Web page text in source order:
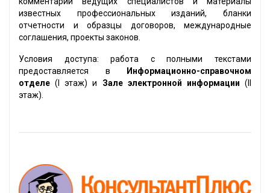
известных профессиональных изданий, бланки
отчетности и образцы договоров, международные
соглашения, проекты законов.
Условия доступа: работа с полными текстами
предоставляется в
Информационно-справочном
отделе (I этаж) и Зале электронной информации (II
этаж).